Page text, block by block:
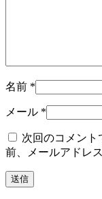
名前 *
メール *
次回のコメント
前、メールアドレ